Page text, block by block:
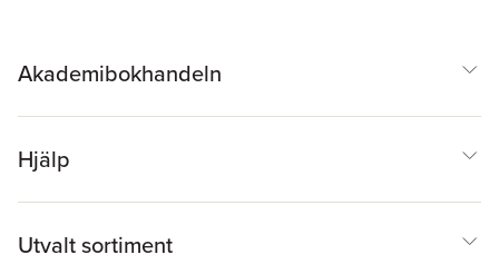
Akademibokhandeln
Hjälp
Utvalt sortiment